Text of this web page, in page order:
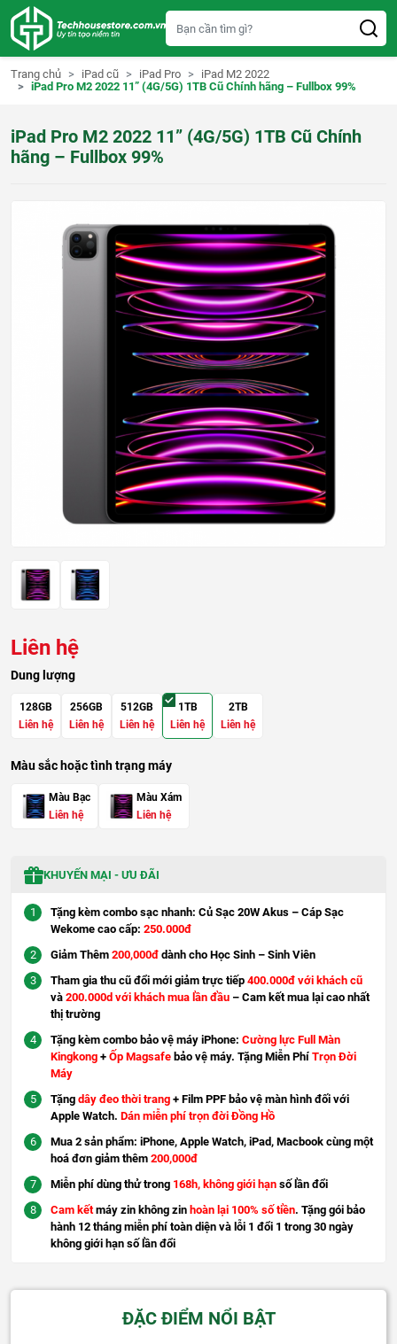
Trang chủ iPad cũ iPad Pro
iPad M2 2022
iPad Pro M2 2022 11” (4G/5G) 1TB Cũ Chính hãng – Fullbox 99%
iPad Pro M2 2022 11” (4G/5G) 1TB Cũ Chính
hãng – Fullbox 99%
Liên hệ
Dung lượng
128GB
Liên hệ
256GB
Liên hệ
512GB
Liên hệ
1TB
Liên hệ
2TB
Liên hệ
Màu sắc hoặc tình trạng máy
Màu Bạc
Liên hệ
Màu Xám
Liên hệ
KHUYẾN MẠI - ƯU ĐÃI
Tặng kèm combo sạc nhanh: Củ Sạc 20W Akus – Cáp Sạc
Wekome cao cấp: 250.000đ
Giảm Thêm 200,000đ dành cho Học Sinh – Sinh Viên
Tham gia thu cũ đổi mới giảm trực tiếp 400.000đ với khách cũ
và 200.000d với khách mua lần đầu – Cam kết mua lại cao nhất
thị trường
Tặng kèm combo bảo vệ máy iPhone: Cường lực Full Màn
Kingkong + Ốp Magsafe bảo vệ máy. Tặng Miễn Phí Trọn Đời
Máy
Tặng dây đeo thời trang + Film PPF bảo vệ màn hình đối với
Apple Watch. Dán miễn phí trọn đời Đồng Hồ
Mua 2 sản phẩm: iPhone, Apple Watch, iPad, Macbook cùng một
hoá đơn giảm thêm 200,000đ
Miễn phí dùng thử trong 168h, không giới hạn số lần đổi
Cam kếtmáy zin không zin hoàn lại 100% số tiền. Tặng gói bảo
hành 12 tháng miễn phí toàn diện và lỗi 1 đổi 1 trong 30 ngày
không giới hạn số lần đổi
ĐẶC ĐIỂM NỔI BẬT